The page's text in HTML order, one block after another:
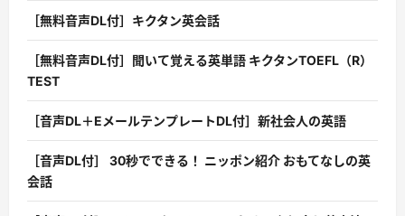
［無料音声DL付］キクタン英会話
［無料音声DL付］聞いて覚える英単語 キクタンTOEFL（R）
TEST
［音声DL＋EメールテンプレートDL付］新社会人の英語
［音声DL付］ 30秒でできる！ ニッポン紹介 おもてなしの英
会話